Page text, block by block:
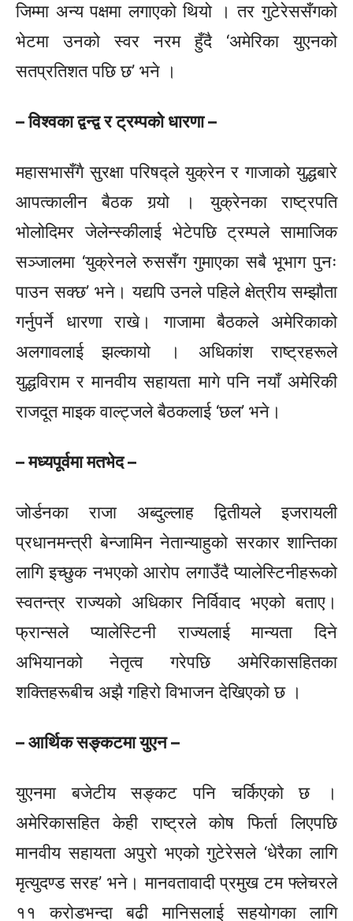
जिम्मा अन्य पक्षमा लगाएको थियो । तर गुटेरेससँगको
भेटमा उनको स्वर नरम हुँदै ‘अमेरिका युएनको
सतप्रतिशत पछि छ’ भने ।
– विश्वका द्वन्द्व र ट्रम्पको धारणा –
महासभासँगै सुरक्षा परिषद्ले युक्रेन र गाजाको युद्धबारे
आपत्कालीन बैठक गर्‍यो । युक्रेनका राष्ट्रपति
भोलोदिमर जेलेन्स्कीलाई भेटेपछि ट्रम्पले सामाजिक
सञ्जालमा ‘युक्रेनले रुससँग गुमाएका सबै भूभाग पुनः
पाउन सक्छ’ भने। यद्यपि उनले पहिले क्षेत्रीय सम्झौता
गर्नुपर्ने धारणा राखे। गाजामा बैठकले अमेरिकाको
अलगावलाई झल्कायो । अधिकांश राष्ट्रहरूले
युद्धविराम र मानवीय सहायता मागे पनि नयाँ अमेरिकी
राजदूत माइक वाल्ट्जले बैठकलाई ‘छल’ भने।
– मध्यपूर्वमा मतभेद –
जोर्डनका राजा अब्दुल्लाह द्वितीयले इजरायली
प्रधानमन्त्री बेन्जामिन नेतान्याहुको सरकार शान्तिका
लागि इच्छुक नभएको आरोप लगाउँदै प्यालेस्टिनीहरूको
स्वतन्त्र राज्यको अधिकार निर्विवाद भएको बताए।
फ्रान्सले प्यालेस्टिनी राज्यलाई मान्यता दिने
अभियानको नेतृत्व गरेपछि अमेरिकासहितका
शक्तिहरूबीच अझै गहिरो विभाजन देखिएको छ ।
– आर्थिक सङ्कटमा युएन –
युएनमा बजेटीय सङ्कट पनि चर्किएको छ ।
अमेरिकासहित केही राष्ट्रले कोष फिर्ता लिएपछि
मानवीय सहायता अपुरो भएको गुटेरेसले ‘धेरैका लागि
मृत्युदण्ड सरह’ भने। मानवतावादी प्रमुख टम फ्लेचरले
११ करोडभन्दा बढी मानिसलाई सहयोगका लागि